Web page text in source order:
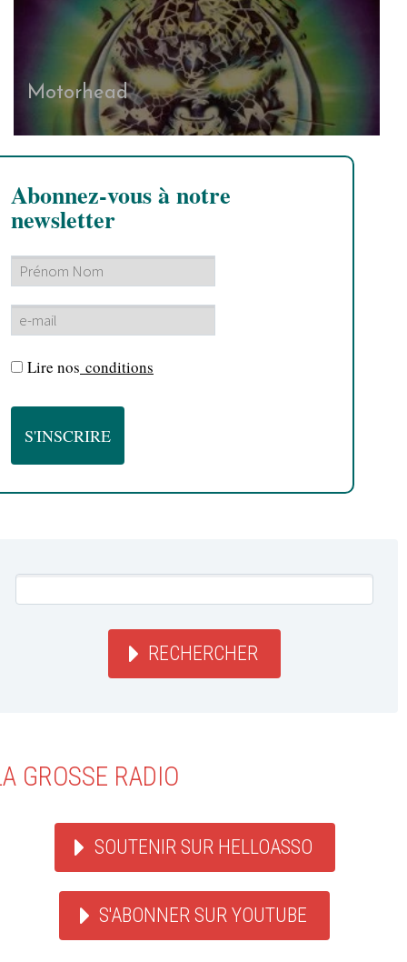
Motorhead
Abonnez-vous à notre
newsletter
Lire nos conditions
RECHERCHER
GROSSE RADIO
SOUTENIR SUR HELLOASSO
S'ABONNER SUR YOUTUBE